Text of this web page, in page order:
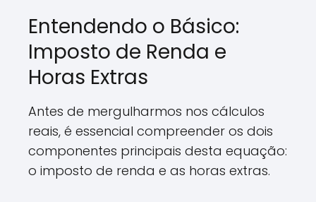
Entendendo o Básico:
Imposto de Renda e
Horas Extras
Antes de mergulharmos nos cálculos
reais, é essencial compreender os dois
componentes principais desta equação:
o imposto de renda e as horas extras.